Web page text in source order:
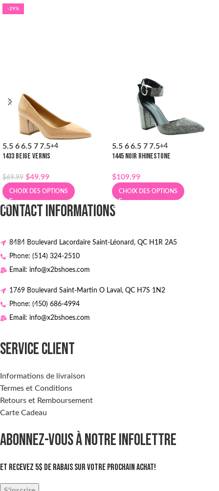
-29%
5.5 6 6.5 7 7.5+4
1433 BEIGE VERNIS
$69.99 $49.99
CHOIX DES OPTIONS
5.5 6 6.5 7 7.5+4
1445 NOIR RHINESTONE
$109.99
CHOIX DES OPTIONS
CONTACT INFORMATIONS
8484 Boulevard Lacordaire Saint-Léonard, QC H1R 2A5
Phone: (514) 324-2510
Email: info@x2bshoes.com
1769 Boulevard Saint-Martin O Laval, QC H7S 1N2
Phone: (450) 686-4994
Email: info@x2bshoes.com
SERVICE CLIENT
Informations de livraison
Termes et Conditions
Retours et Remboursement
Carte Cadeau
ABONNEZ-VOUS À NOTRE INFOLETTRE
Et recevez 5$ de rabais sur votre prochain achat!